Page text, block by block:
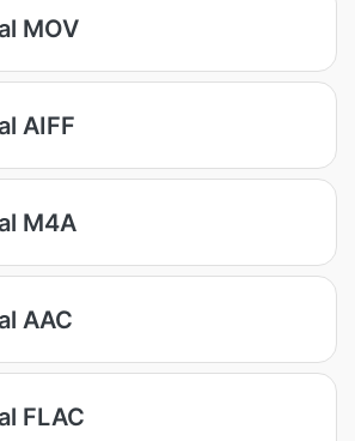
MOV
AIFF
M4A
AAC
FLAC